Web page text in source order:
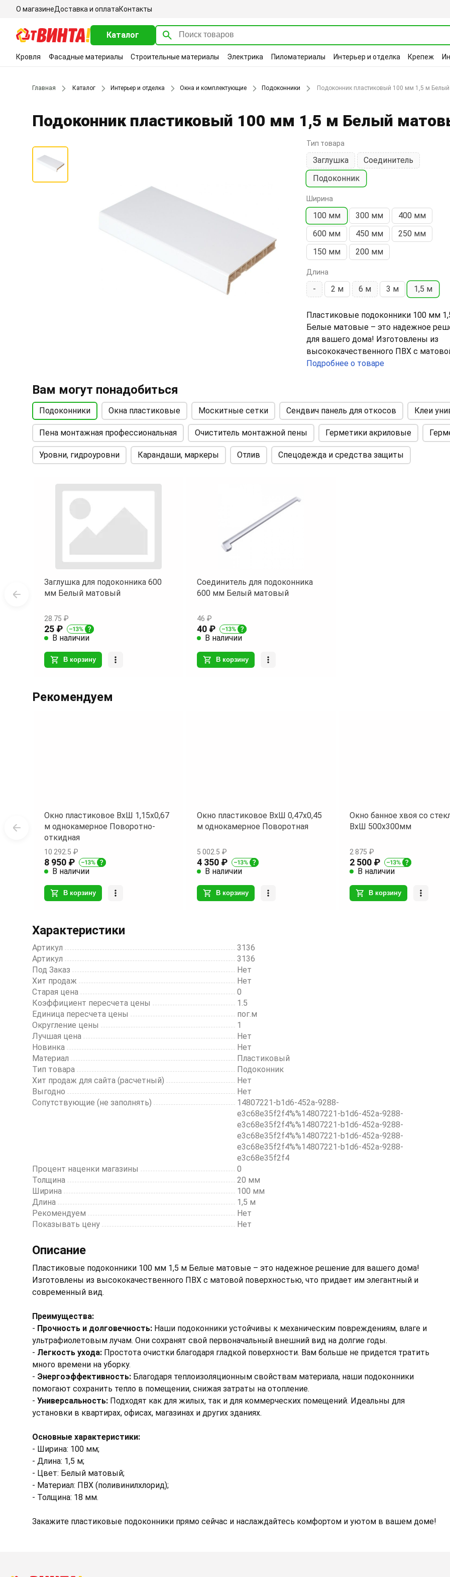
О магазинеДоставка и оплатаКонтакты
Каталог
Кровля Фасадные материалы Строительные материалы Электрика Пиломатериалы Интерьер и отделка Крепеж
Главная Каталог Интерьер и отделка Окна и комплектующие Подоконники Подоконник пластиковый 100 мм 1,5 м
Подоконник пластиковый 100 мм 1,5 м Белый
Тип товара
Заглушка
Соединитель
Подоконник
Ширина
100 мм 300 мм
400 мм
600 мм
450 мм
250 мм
150 мм
200 мм
Длина
- 2 м 6 м 3 м 1,5 м
Пластиковые подоконники 100 мм
Белые матовые – это надежное
для вашего дома! Изготовлены из
высококачественного ПВХ с
поверхностью, что придает им
Преимущества:
-Прочность и долговечность:Наши
подоконники устойчивы к
повреждениям, влаге и
ультрафиолетовым лучам. Они
свой первоначальный внешний вид на
затраты на отопление.
Подробнее о товаре
Рекомендуем
Окно пластиковое ВхШ 1,15х0,67
м однокамерное Поворотно-
откидная
10 292.5 ₽
8 950 ₽
В наличии
В корзину
Окно пластиковое ВхШ 0,47х0,45
м однокамерное Поворотная
5 002.5 ₽
4 350 ₽
В наличии
В корзину
Окно банное хвоя со
ВхШ 500х300мм
2 875 ₽
2 500 ₽
В наличии
В корзину
of
14
Вам могут понадобиться
Подоконники Окна пластиковые Москитные сетки Сендвич панель для откосов Клеи
Пена монтажная профессиональная Очиститель монтажной пены Герметики акриловые
Уровни, гидроуровни Карандаши, маркеры Отлив Спецодежда и средства защиты
Заглушка для подоконника 600
мм Белый матовый
28.75 ₽
25 ₽
В наличии
В корзину
Соединитель для подоконника
600 мм Белый матовый
46 ₽
40 ₽
В наличии
В корзину
of
Характеристики
Артикул
3136
Артикул
3136
Под Заказ
Нет
Хит продаж
Нет
Старая цена
0
Коэффициент пересчета цены
1.5
Единица пересчета цены
пог.м
Округление цены
1
Лучшая цена
Нет
Новинка
Нет
Материал
Пластиковый
Тип товара
Подоконник
Хит продаж для сайта (расчетный)
Нет
Выгодно
Нет
Сопутствующие (не заполнять)
14807221-b1d6-452a-9288-
e3c68e35f2f4%%14807221-b1d6-452a-9288-
e3c68e35f2f4%%14807221-b1d6-452a-9288-
e3c68e35f2f4%%14807221-b1d6-452a-9288-
e3c68e35f2f4%%14807221-b1d6-452a-9288-
e3c68e35f2f4
Процент наценки магазины
0
Толщина
20 мм
Ширина
100 мм
Длина
1,5 м
Рекомендуем
Нет
Показывать цену
Нет
Описание
Пластиковые подоконники 100 мм 1,5 м Белые матовые – это надежное решение для вашего дома!
Изготовлены из высококачественного ПВХ с матовой поверхностью, что придает им элегантный и
современный вид.
Преимущества:
- Прочность и долговечность: Наши подоконники устойчивы к механическим повреждениям, влаге и
ультрафиолетовым лучам. Они сохранят свой первоначальный внешний вид на долгие годы.
- Легкость ухода: Простота очистки благодаря гладкой поверхности. Вам больше не придется тратить
много времени на уборку.
- Энергоэффективность: Благодаря теплоизоляционным свойствам материала, наши подоконники
помогают сохранить тепло в помещении, снижая затраты на отопление.
- Универсальность: Подходят как для жилых, так и для коммерческих помещений. Идеальны для
установки в квартирах, офисах, магазинах и других зданиях.
Основные характеристики:
- Ширина: 100 мм;
- Длина: 1,5 м;
- Цвет: Белый матовый;
- Материал: ПВХ (поливинилхлорид);
- Толщина: 18 мм.
Закажите пластиковые подоконники прямо сейчас и наслаждайтесь комфортом и уютом в вашем доме!